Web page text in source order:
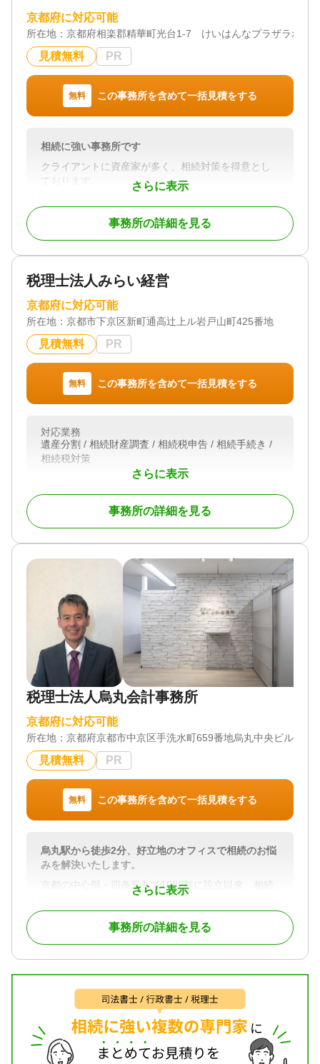
京都府に対応可能
所在地： 京都府相楽郡精華町光台1-7 けいはんなプラザラボ棟
見積無料 PR
無料 この事務所を含めて一括見積をする
さらに表示
相続に強い事務所です
クライアントに資産家が多く、相続対策を得意とし
ております。
京都府・奈良県・大阪府
き / 銀行手続き / 戸籍収集 / 相続税対策 / 相続人調査
対応体制
電話相談可 / 訪問可 / 女性スタッフ対応可 / 初回相談
無料 / 18時以降相談可 / オンライン面談可 / 事務所面
談可
事務所の詳細を見る
税理士法人みらい経営
京都府に対応可能
所在地： 京都市下京区新町通高辻上ル岩戸山町425番地
見積無料 PR
無料 この事務所を含めて一括見積をする
さらに表示
対応業務
遺産分割 / 相続財産調査 / 相続税申告 / 相続手続き /
相続税対策
訪問可 / 初回相談無料
事務所の詳細を見る
税理士法人烏丸会計事務所
京都府に対応可能
所在地： 京都府京都市中京区手洗水町659番地烏丸中央ビル6階
見積無料 PR
無料 この事務所を含めて一括見積をする
さらに表示
烏丸駅から徒歩2分、好立地のオフィスで相続のお悩
みを解決いたします。
京都の中心部・四条烏丸で1982年に設立以来、相続
税のプロフェッショナル集団として、上場企業創業
者、不動産・医業・その他事業経営者など、ごく限
られた資産家のお客様の相続に長年携わってまいり
ました。その経験・ノウハウをリーズナブルな価格
にある相続が、それぞれの明るい未来への架け橋と
なる様お手伝いさせて頂きたいと考えています。多
数の申告実績を持ち、代表の堀井優、西田憲司をは
じめ経験豊富な税理士・スタッフが多数所属してお
ります。
事務所の詳細を見る